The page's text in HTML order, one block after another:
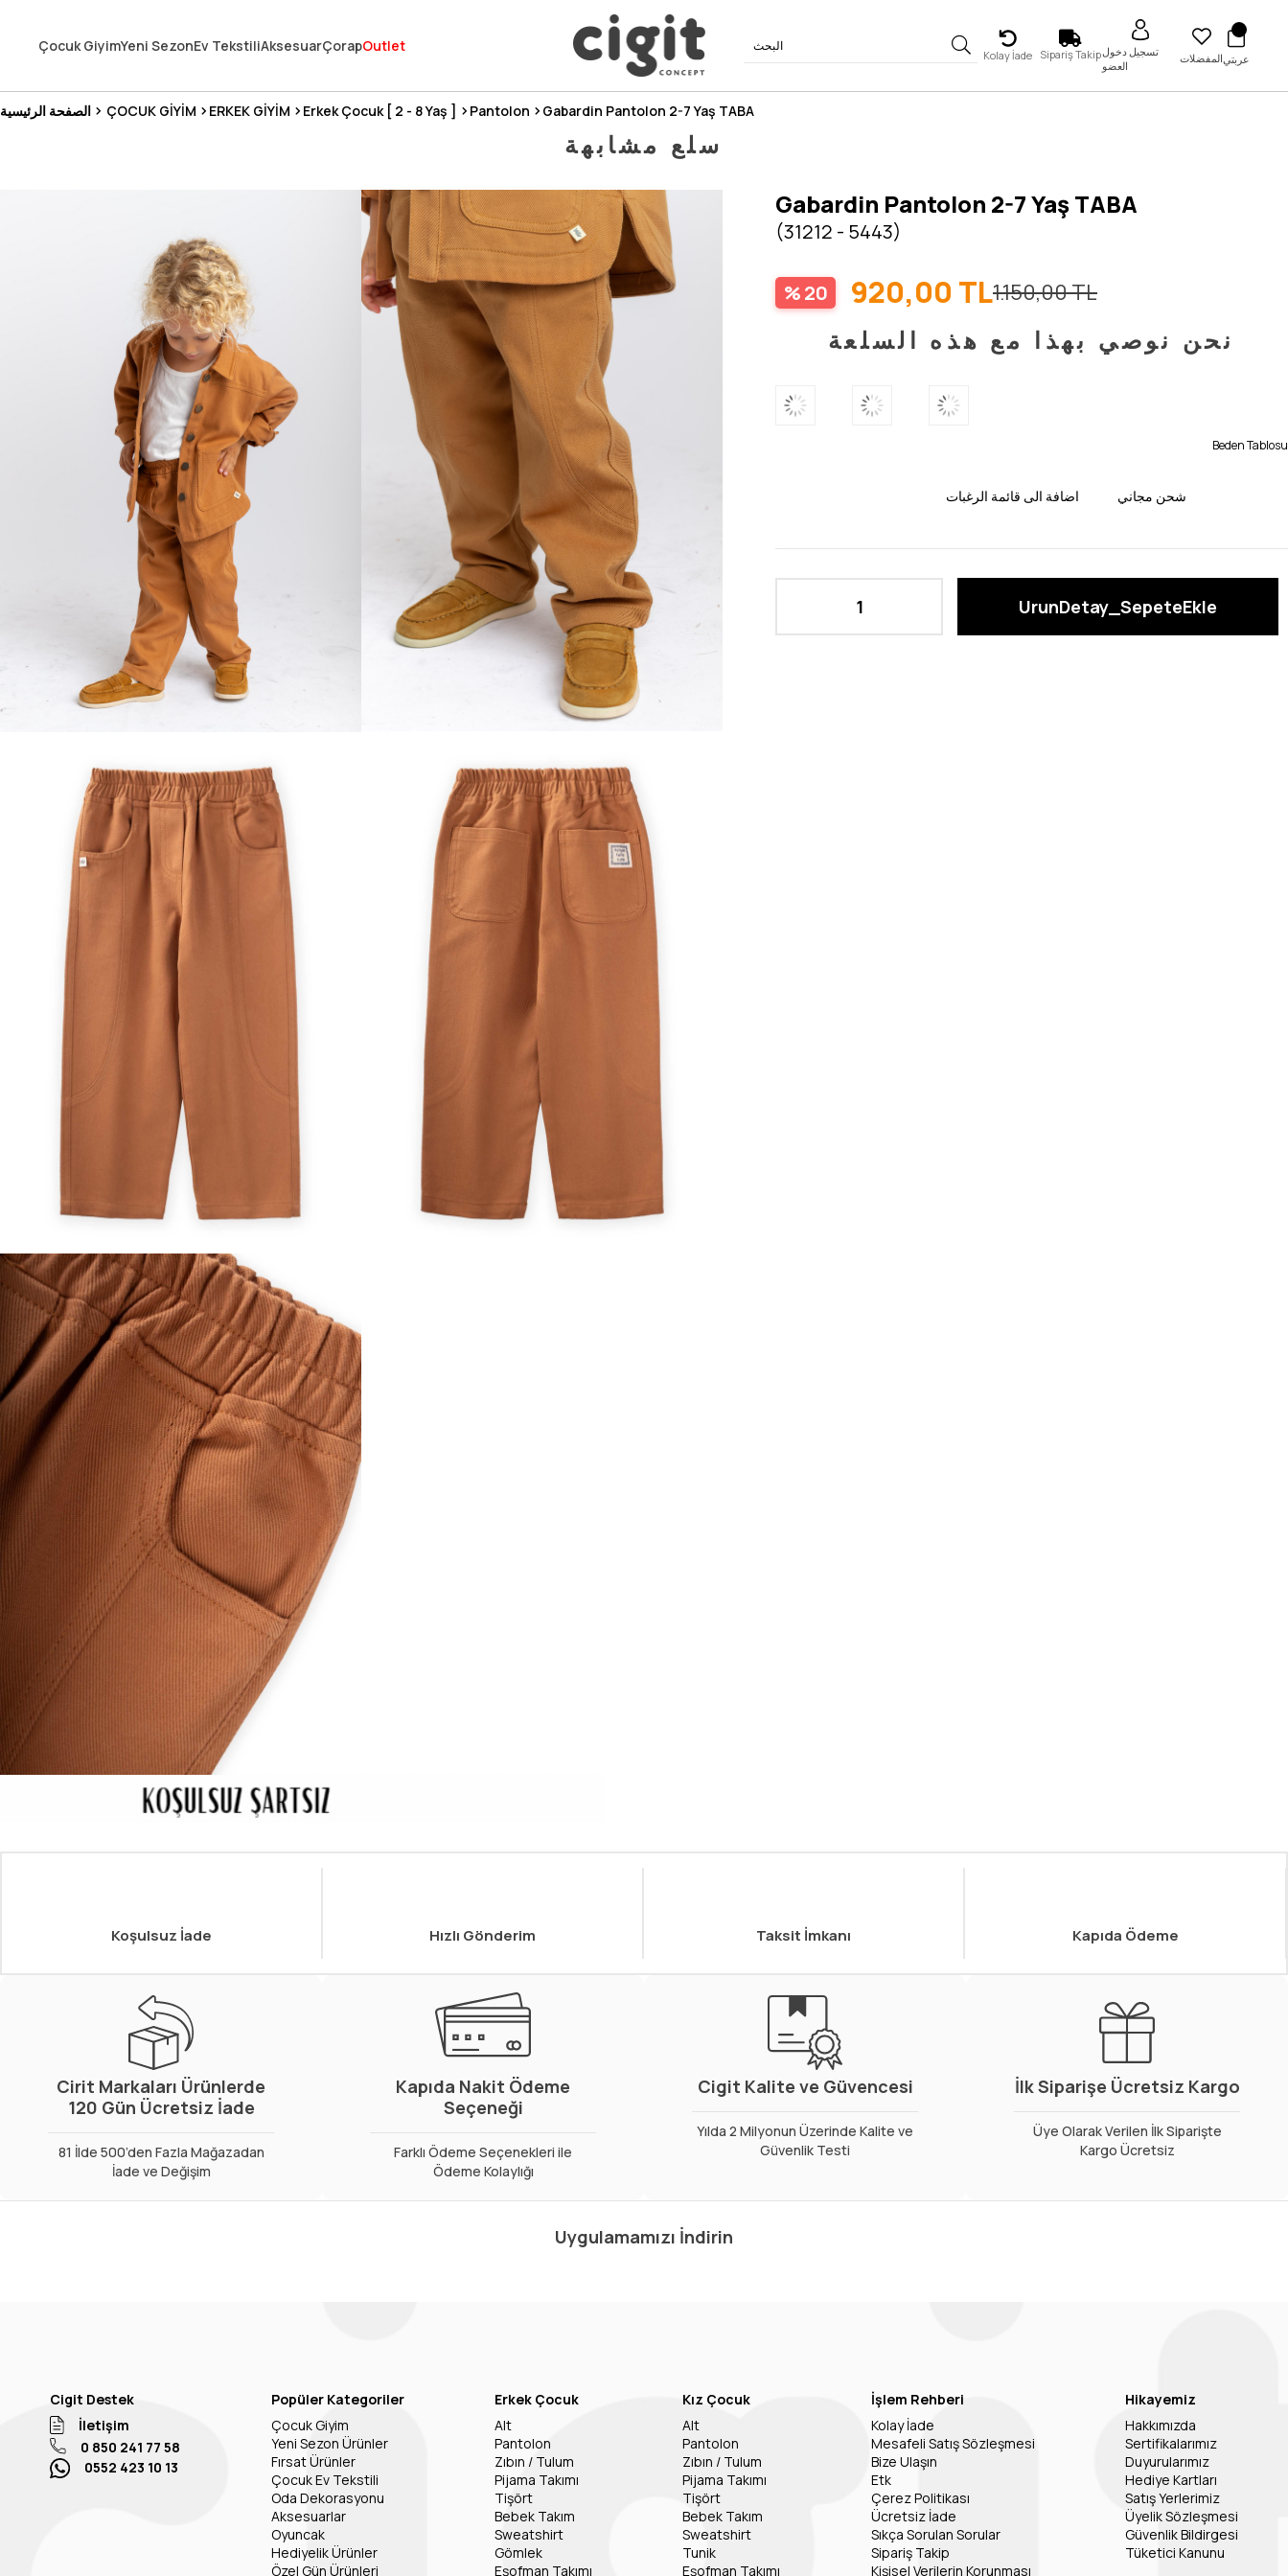
300₺ ve Üzeri Alışverişlerde Kargo Ücretsiz !
Koşulsuz Şartsız İade İmkanı
Çocuk GiyimYeni SezonEv TekstiliAksesuarÇorapOutlet
Kolay İade Sipariş Takipتسجيل دخول
العضو
المفضلاتعربتي
الصفحة الرئيسية ÇOCUK GİYİM ERKEK GİYİM Erkek Çocuk [ 2 - 8 Yaş ] Pantolon Gabardin Pantolon 2-7 Yaş TABA
سلع مشابهة
Gabardin Pantolon 2-7 Yaş TABA
(31212 - 5443)
20 1.150,00 TL
920,00 TL
نحن نوصي بهذا مع هذه السلعة
Beden Tablosu
اضافة الى قائمة الرغبات شحن مجاني
Koşulsuz İade Hızlı Gönderim Taksit İmkanı Kapıda Ödeme
Cirit Markaları Ürünlerde
120 Gün Ücretsiz İade
81 İlde 500’den Fazla Mağazadan
İade ve Değişim
Kapıda Nakit Ödeme
Seçeneği
Farklı Ödeme Seçenekleri ile
Ödeme Kolaylığı
Cigit Kalite ve Güvencesi
Yılda 2 Milyonun Üzerinde Kalite ve
Güvenlik Testi
İlk Siparişe Ücretsiz Kargo
Üye Olarak Verilen İlk Siparişte
Kargo Ücretsiz
Uygulamamızı İndirin
Cigit Destek
İletişim
0 850 241 77 58
0552 423 10 13
Popüler Kategoriler
Çocuk Giyim
Yeni Sezon Ürünler
Fırsat Ürünler
Çocuk Ev Tekstili
Oda Dekorasyonu
Aksesuarlar
Oyuncak
Hediyelik Ürünler
Özel Gün Ürünleri
Erkek Çocuk
Alt
Pantolon
Zıbın / Tulum
Pijama Takımı
Tişört
Bebek Takım
Sweatshirt
Gömlek
Eşofman Takımı
Kız Çocuk
Alt
Pantolon
Zıbın / Tulum
Pijama Takımı
Tişört
Bebek Takım
Sweatshirt
Tunik
Eşofman Takımı
İşlem Rehberi
Kolay İade
Mesafeli Satış Sözleşmesi
Bize Ulaşın
Etk
Çerez Politikası
Ücretsiz İade
Sıkça Sorulan Sorular
Sipariş Takip
Kişisel Verilerin Korunması
Hikayemiz
Hakkımızda
Sertifikalarımız
Duyurularımız
Hediye Kartları
Satış Yerlerimiz
Üyelik Sözleşmesi
Güvenlik Bildirgesi
Tüketici Kanunu